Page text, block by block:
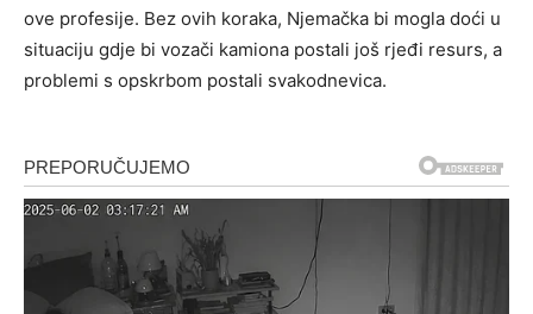
ove profesije. Bez ovih koraka, Njemačka bi mogla doći u
situaciju gdje bi vozači kamiona postali još rjeđi resurs, a
problemi s opskrbom postali svakodnevica.